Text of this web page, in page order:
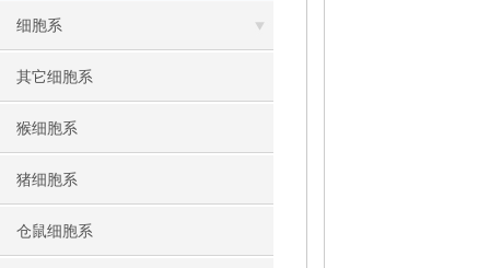
细胞系
其它细胞系
猴细胞系
猪细胞系
仓鼠细胞系